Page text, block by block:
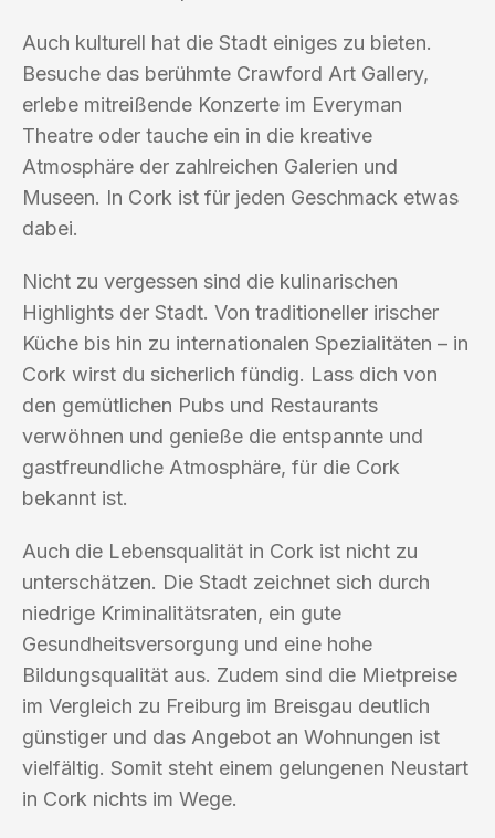
Auch kulturell hat die Stadt einiges zu bieten.
Besuche das berühmte Crawford Art Gallery,
erlebe mitreißende Konzerte im Everyman
Theatre oder tauche ein in die kreative
Atmosphäre der zahlreichen Galerien und
Museen. In Cork ist für jeden Geschmack etwas
dabei.
Nicht zu vergessen sind die kulinarischen
Highlights der Stadt. Von traditioneller irischer
Küche bis hin zu internationalen Spezialitäten – in
Cork wirst du sicherlich fündig. Lass dich von
den gemütlichen Pubs und Restaurants
verwöhnen und genieße die entspannte und
gastfreundliche Atmosphäre, für die Cork
bekannt ist.
Auch die Lebensqualität in Cork ist nicht zu
unterschätzen. Die Stadt zeichnet sich durch
niedrige Kriminalitätsraten, ein gute
Gesundheitsversorgung und eine hohe
Bildungsqualität aus. Zudem sind die Mietpreise
im Vergleich zu Freiburg im Breisgau deutlich
günstiger und das Angebot an Wohnungen ist
vielfältig. Somit steht einem gelungenen Neustart
in Cork nichts im Wege.